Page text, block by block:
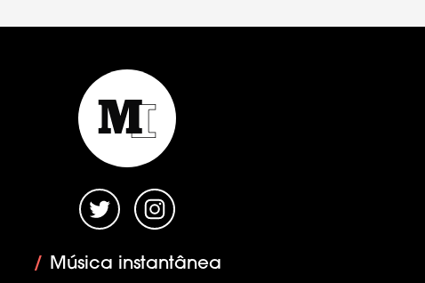
/ Música instantânea